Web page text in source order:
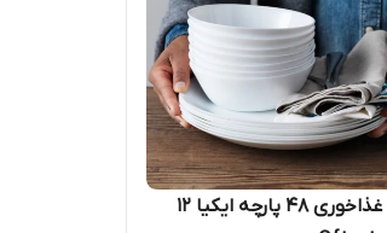
سرویس غذاخوری 48 پارچه ایکیا 12